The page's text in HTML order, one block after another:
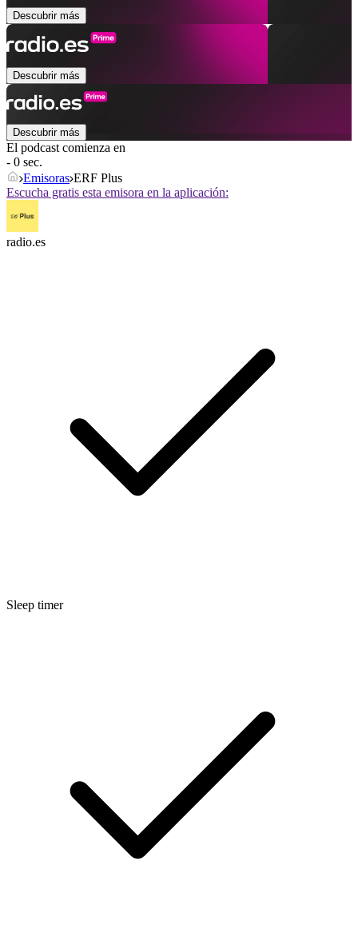
Descubrir más
Descubrir más
Descubrir más
El podcast comienza en
- 0 sec.
Emisoras ERF Plus
Escucha gratis esta emisora en la aplicación:
radio.es
Sleep timer